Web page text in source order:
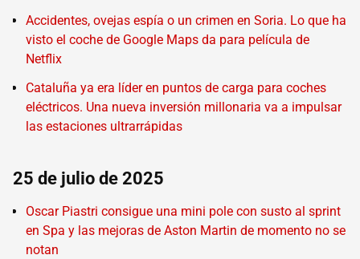
Accidentes, ovejas espía o un crimen en Soria. Lo que ha
visto el coche de Google Maps da para película de
Netflix
Cataluña ya era líder en puntos de carga para coches
eléctricos. Una nueva inversión millonaria va a impulsar
las estaciones ultrarrápidas
25 de julio de 2025
Oscar Piastri consigue una mini pole con susto al sprint
en Spa y las mejoras de Aston Martin de momento no se
notan